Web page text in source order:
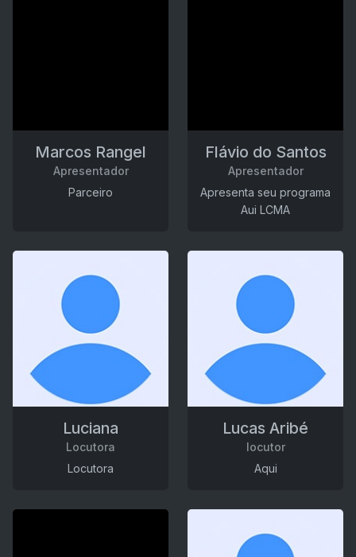
Marcos Rangel
Apresentador
Parceiro
Flávio do Santos
Apresentador
Apresenta seu programa
Aui LCMA
Luciana
Locutora
Locutora
Lucas Aribé
locutor
Aqui